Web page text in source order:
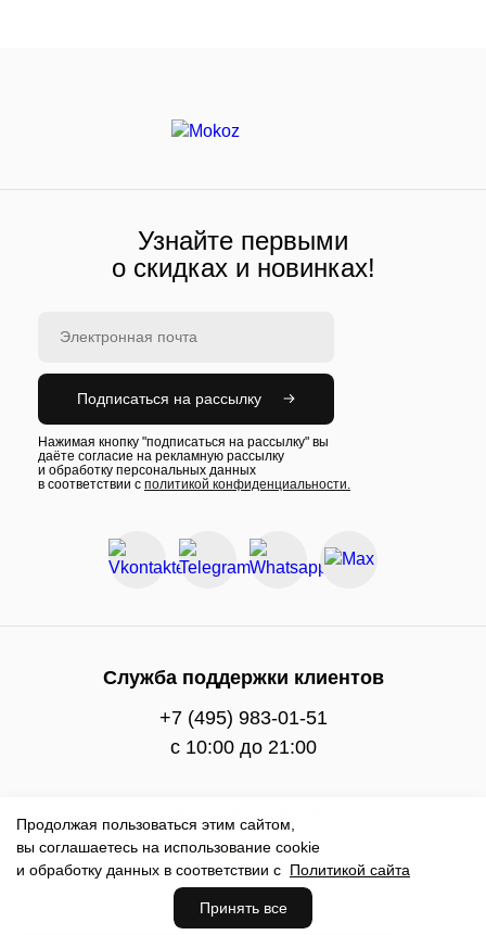
Узнайте первыми
о скидках и новинках!
Подписаться на рассылку
Нажимая кнопку "подписаться на рассылку" вы
даёте согласие на рекламную рассылку
и обработку персональных данных
в соответствии с политикой конфиденциальности.
Служба поддержки клиентов
+7 (495) 983-01-51
c 10:00 до 21:00
Продолжая пользоваться этим сайтом,
вы соглашаетесь на использование cookie
и обработку данных в соответствии с Политикой сайта
Принять все